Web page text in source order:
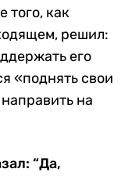
того, как
решил:
его
«поднять свои
на
“Да,